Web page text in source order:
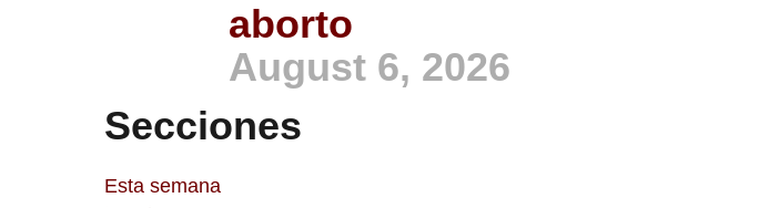
aborto
August 6, 2026
Secciones
Esta semana